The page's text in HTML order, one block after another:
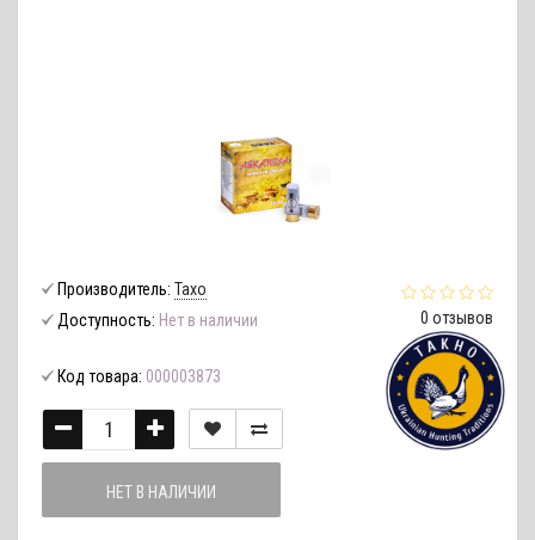
0 отзывов
Производитель: Тахо
Доступность: Нет в наличии
Код товара: 000003873
НЕТ В НАЛИЧИИ